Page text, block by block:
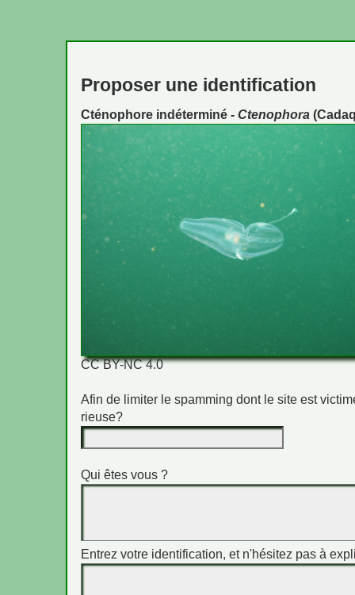
Proposer une identification
Cténophore indéterminé -Ctenophora
CC BY-NC 4.0
Afin de limiter le spamming dont le site est
rieuse?
Qui êtes vous ?
Entrez votre identification, et n'hésitez pas à